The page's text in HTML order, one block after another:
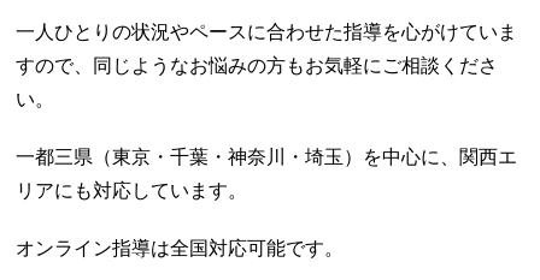
一人ひとりの状況やペースに合わせた指導を心がけていま
すので、同じようなお悩みの方もお気軽にご相談くださ
い。
一都三県（東京・千葉・神奈川・埼玉）を中心に、関西エ
リアにも対応しています。
オンライン指導は全国対応可能です。